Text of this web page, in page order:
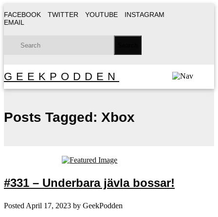
FACEBOOK TWITTER YOUTUBE
INSTAGRAM
EMAIL
GEEKPODDEN
Posts Tagged: Xbox
#331 – Underbara jävla bossar!
Posted April 17, 2023 by GeekPodden